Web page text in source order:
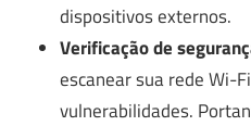
dispositivos externos.
Verificação de
escanear sua rede Wi-
vulnerabilidades.